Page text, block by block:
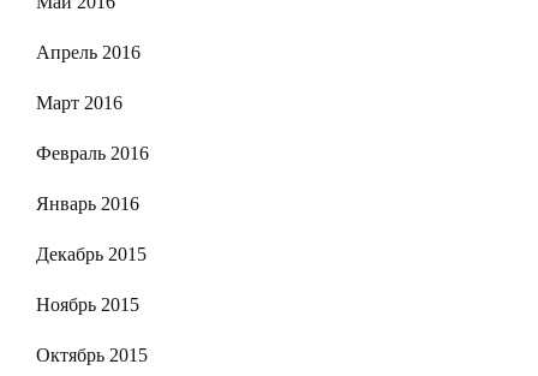
Апрель 2016
Март 2016
Февраль 2016
Январь 2016
Декабрь 2015
Ноябрь 2015
Октябрь 2015